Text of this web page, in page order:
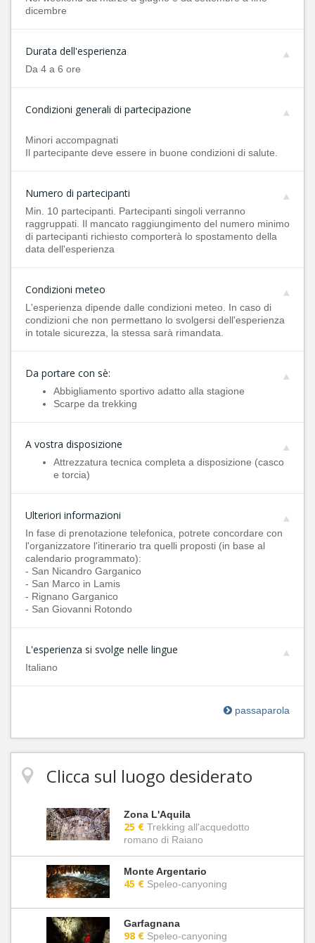
dicembre
Durata dell'esperienza
Da 4 a 6 ore
Condizioni generali di partecipazione
Minori accompagnati
Il partecipante deve essere in buone condizioni di salute.
Numero di partecipanti
Min. 10 partecipanti. Partecipanti singoli verranno
raggruppati. Il mancato raggiungimento del numero minimo
di partecipanti richiesto comporterà lo spostamento della
data dell'esperienza
Condizioni meteo
L'esperienza dipende dalle condizioni meteo. In caso di
condizioni che non permettano lo svolgersi dell'esperienza
in totale sicurezza, la stessa sarà rimandata.
Da portare con sè:
Abbigliamento sportivo adatto alla stagione
Scarpe da trekking
A vostra disposizione
Attrezzatura tecnica completa a disposizione (casco
e torcia)
Ulteriori informazioni
In fase di prenotazione telefonica, potrete concordare con
l'organizzatore l'itinerario tra quelli proposti (in base al
calendario programmato):
- San Nicandro Garganico
- San Marco in Lamis
- Rignano Garganico
- San Giovanni Rotondo
L'esperienza si svolge nelle lingue
Italiano
passaparola
Clicca sul luogo desiderato
Zona L'Aquila
25 € Trekking all'acquedotto
romano di Raiano
Monte Argentario
45 € Speleo-canyoning
Garfagnana
98 € Speleo-canyoning